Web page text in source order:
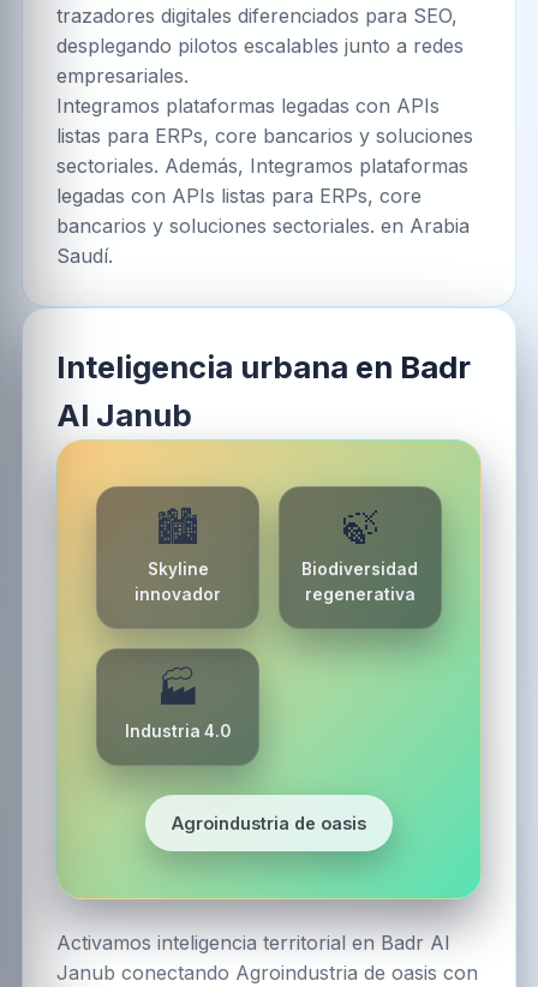
trazadores digitales diferenciados para SEO,
desplegando pilotos escalables junto a redes
empresariales.
Integramos plataformas legadas con APIs
listas para ERPs, core bancarios y soluciones
sectoriales. Además, Integramos plataformas
legadas con APIs listas para ERPs, core
bancarios y soluciones sectoriales. en Arabia
Saudí.
Inteligencia urbana en Badr
Al Janub
🏙️
Skyline
innovador
🍃
Biodiversidad
regenerativa
🏭
Industria 4.0
Agroindustria de oasis
Activamos inteligencia territorial en Badr Al
Janub conectando Agroindustria de oasis con